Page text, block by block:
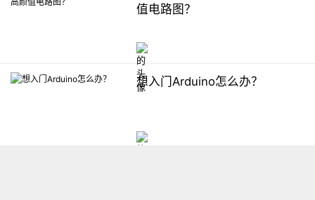
值电路图？
想入门Arduino怎么办？